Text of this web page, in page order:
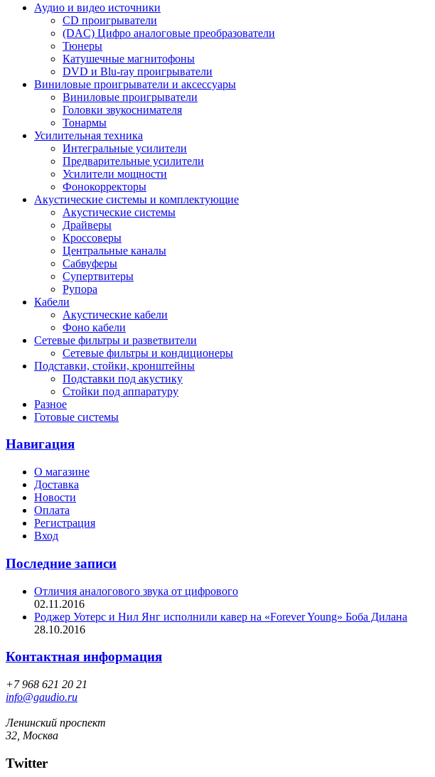
Аудио и видео источники
CD проигрыватели
(DAC) Цифро аналоговые преобразователи
Тюнеры
Катушечные магнитофоны
DVD и Blu-ray проигрыватели
Виниловые проигрыватели и аксессуары
Виниловые проигрыватели
Головки звукоснимателя
Тонармы
Усилительная техника
Интегральные усилители
Предварительные усилители
Усилители мощности
Фонокорректоры
Акустические системы и комплектующие
Акустические системы
Драйверы
Кроссоверы
Центральные каналы
Сабвуферы
Супертвитеры
Рупора
Кабели
Акустические кабели
Фоно кабели
Сетевые фильтры и разветвители
Сетевые фильтры и кондиционеры
Подставки, стойки, кронштейны
Подставки под акустику
Стойки под аппаратуру
Разное
Готовые системы
Навигация
О магазине
Доставка
Новости
Оплата
Регистрация
Вход
Последние записи
Отличия аналогового звука от цифрового
02.11.2016
Роджер Уотерс и Нил Янг исполнили кавер на «Forever Young» Боба Дилана
28.10.2016
Контактная информация
+7 968 621 20 21
info@gaudio.ru
Ленинский проспект
32, Москва
Twitter